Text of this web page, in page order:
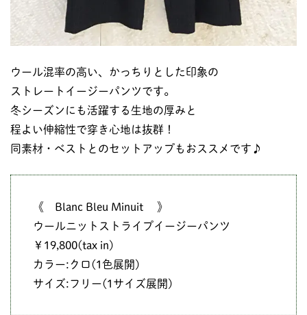
ウール混率の高い、かっちりとした印象の
ストレートイージーパンツです。
冬シーズンにも活躍する生地の厚みと
程よい伸縮性で穿き心地は抜群！
同素材・ベストとのセットアップもおススメです♪
《 Blanc Bleu Minuit 》
ウールニットストライプイージーパンツ
￥19,800(tax in)
カラー:クロ(1色展開)
サイズ:フリー(1サイズ展開)